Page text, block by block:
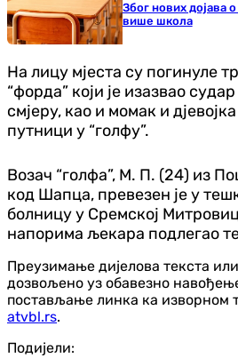
Због нових дојава
више школа
На лицу мјеста су погинуле
“форда” који је изазвао
смјеру, као и момак и
путници у “голфу”.
Возач “голфа”, М. П. (24) из
код Шапца, превезен је у
болницу у Сремској
напорима љекара подлегао
Преузимање дијелова текста
дозвољено уз обавезно
постављање линка ка изворном
atvbl.rs.
Подијели: